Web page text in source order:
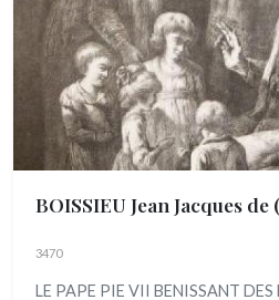
BOISSIEU Jean Jacques de
3470
LE PAPE PIE VII BENISSANT